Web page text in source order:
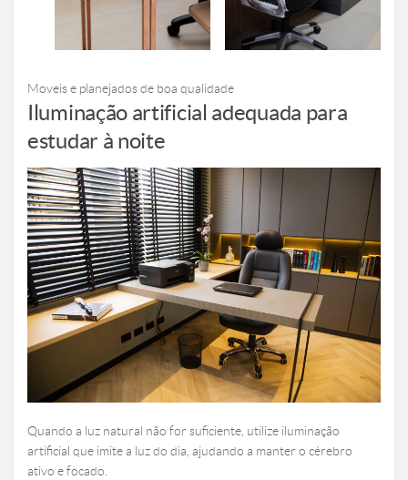
Moveis e planejados de boa qualidade
Iluminação artificial adequada para
estudar à noite
Quando a luz natural não for suficiente, utilize iluminação
artificial que imite a luz do dia, ajudando a manter o cérebro
ativo e focado.